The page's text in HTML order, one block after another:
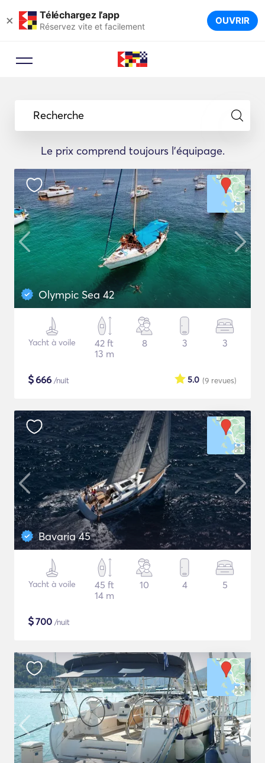
× Téléchargez l’app
Réservez vite et facilement OUVRIR
Recherche
Le prix comprend toujours l'équipage.
Olympic Sea 42
Yacht à voile
42 ft
13 m
8 3 3
$666 /nuit (9 revues)
5.0
Bavaria 45
Yacht à voile
45 ft
14 m
10 4 5
$700 /nuit